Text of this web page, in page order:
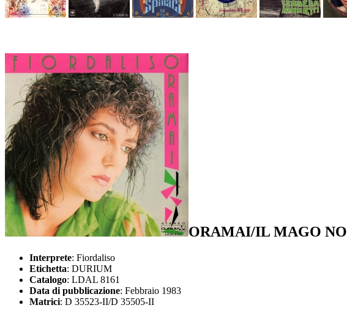
ORAMAI/IL MAGO
Interprete: Fiordaliso
Etichetta: DURIUM
Catalogo: LDAL 8161
Data di pubblicazione: Febbraio 1983
Matrici: D 35523-II/D 35505-II